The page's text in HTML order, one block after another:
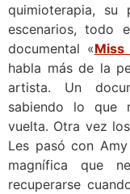
quimioterapia,
escenarios, todo
documental «Miss
habla más de la
artista. Un
sabiendo lo que
vuelta. Otra vez
Les pasó con
magnífica que
recuperarse